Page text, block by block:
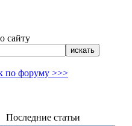
сайту
по форуму >>>
Последние статьи